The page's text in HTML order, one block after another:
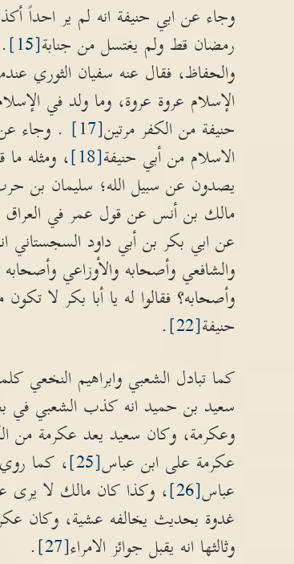
وجاء عن ابي حنيفة انه لم ير احداً
رمضان قط ولم يغتسل من جنابة[15]
والحفاظ، فقال عنه سفيان الثوري
الإسلام عروة عروة، وما ولد في
حنيفة من الكفر مرتين[17]
. وجاء
الاسلام من أبي حنيفة[18] ، ومثله ما
يصدون عن سبيل الله؛ سليمان بن
مالك بن أنس عن قول عمر في العراق
عن ابي بكر بن أبي داود السجستاني
والشافعي وأصحابه والأوزاعي
وأصحابه؟ فقالوا له يا أبا بكر لا
حنيفة[22]
.
كما تبادل الشعبي وابراهيم
سعيد بن حميد انه كذب الشعبي في
وعكرمة، وكان سعيد يعد عكرمة من
عكرمة على ابن عباس[25]
، كما
عباس[26]
، وكذا كان مالك لا يرى
غدوة بحديث يخالفه عشية، وكان
وثالثها انه يقبل جوائز الامراء[27]
.